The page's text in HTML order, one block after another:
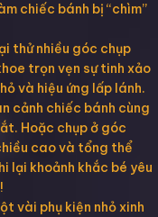
chiếc bánh bị “chìm”
thử nhiều góc chụp
trọn vẹn sự tinh xảo
và hiệu ứng lấp lánh.
cảnh chiếc bánh cùng
Hoặc chụp ở góc
cao và tổng thể
lại khoảnh khắc bé yêu
vài phụ kiện nhỏ xinh